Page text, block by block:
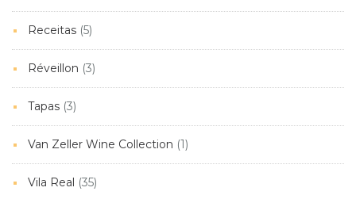
Receitas (5)
Réveillon (3)
Tapas (3)
Van Zeller Wine Collection (1)
Vila Real (35)